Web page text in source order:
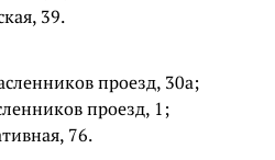
39.
проезд, 30а;
проезд, 1;
76.